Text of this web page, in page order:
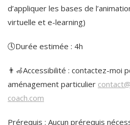
d’appliquer les bases de
virtuelle et e-learning)
🕔Durée estimée : 4h
👨‍🦽Accessibilité : contactez-moi
aménagement particulier
coach.com
Prérequis : Aucun prérequis